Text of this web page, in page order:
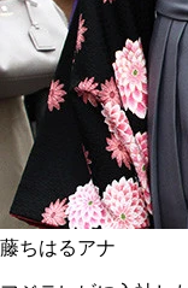
藤ちはるアナ